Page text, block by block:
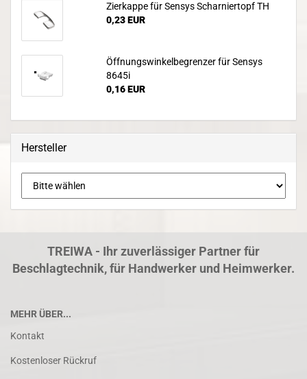
Zierkappe für Sensys Scharniertopf TH
0,23 EUR
Öffnungswinkelbegrenzer für Sensys
8645i
0,16 EUR
Hersteller
TREIWA - Ihr zuverlässiger Partner für
Beschlagtechnik, für Handwerker und Heimwerker.
MEHR ÜBER...
Kontakt
Kostenloser Rückruf